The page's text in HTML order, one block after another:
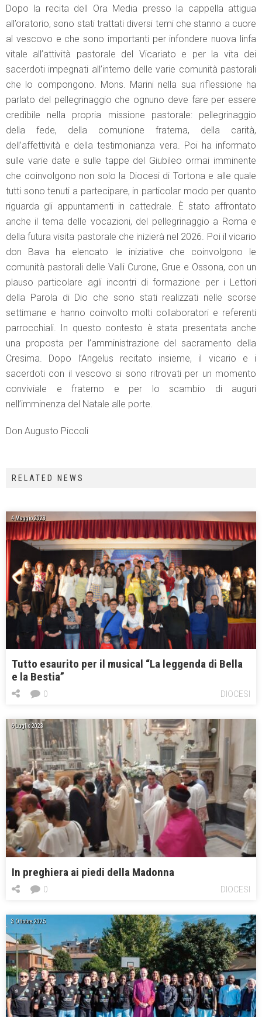
Dopo la recita dell Ora Media presso la cappella attigua
all’oratorio, sono stati trattati diversi temi che stanno a cuore
al vescovo e che sono importanti per infondere nuova linfa
vitale all’attività pastorale del Vicariato e per la vita dei
sacerdoti impegnati all’interno delle varie comunità pastorali
che lo compongono. Mons. Marini nella sua riflessione ha
parlato del pellegrinaggio che ognuno deve fare per essere
credibile nella propria missione pastorale: pellegrinaggio
della fede, della comunione fraterna, della carità,
dell’affettività e della testimonianza vera. Poi ha informato
sulle varie date e sulle tappe del Giubileo ormai imminente
che coinvolgono non solo la Diocesi di Tortona e alle quale
tutti sono tenuti a partecipare, in particolar modo per quanto
riguarda gli appuntamenti in cattedrale. È stato affrontato
anche il tema delle vocazioni, del pellegrinaggio a Roma e
della futura visita pastorale che inizierà nel 2026. Poi il vicario
don Bava ha elencato le iniziative che coinvolgono le
comunità pastorali delle Valli Curone, Grue e Ossona, con un
plauso particolare agli incontri di formazione per i Lettori
della Parola di Dio che sono stati realizzati nelle scorse
settimane e hanno coinvolto molti collaboratori e referenti
parrocchiali. In questo contesto è stata presentata anche
una proposta per l’amministrazione del sacramento della
Cresima. Dopo l’Angelus recitato insieme, il vicario e i
sacerdoti con il vescovo si sono ritrovati per un momento
conviviale e fraterno e per lo scambio di auguri
nell’imminenza del Natale alle porte.
Don Augusto Piccoli
RELATED NEWS
4 Maggio 2023
Tutto esaurito per il musical “La leggenda di Bella
e la Bestia”
DIOCESI
0
6 Luglio 2023
In preghiera ai piedi della Madonna
DIOCESI
0
3 Ottobre 2025